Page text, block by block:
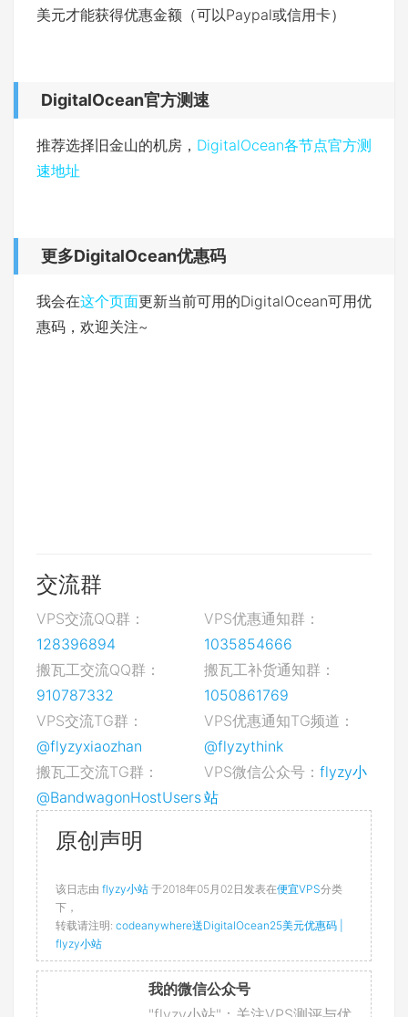
美元才能获得优惠金额（可以Paypal或信用卡）
DigitalOcean官方测速
推荐选择旧金山的机房， DigitalOcean各节点官方测
速地址
更多DigitalOcean优惠码
我会在这个页面更新当前可用的DigitalOcean可用优
惠码，欢迎关注~
交流群
VPS交流QQ群：
128396894
VPS优惠通知群：
1035854666
搬瓦工交流QQ群：
910787332
搬瓦工补货通知群：
1050861769
VPS交流TG群：
@flyzyxiaozhan
VPS优惠通知TG频道：
@flyzythink
搬瓦工交流TG群：
@BandwagonHostUsers
VPS微信公众号： flyzy小
站
原创声明
该日志由 flyzy小站 于2018年05月02日发表在便宜VPS分类
下，
转载请注明: codeanywhere送DigitalOcean25美元优惠码 |
flyzy小站
我的微信公众号